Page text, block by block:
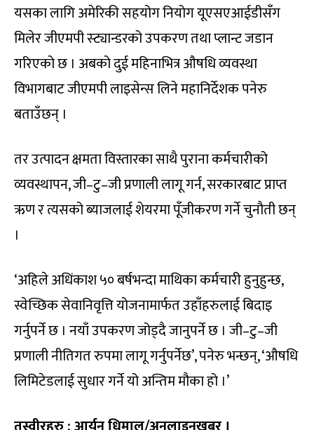
यसका लागि अमेरिकी सहयोग नियोग यूएसएआईडीसँग
मिलेर जीएमपी स्ट्यान्डरको उपकरण तथा प्लान्ट जडान
गरिएको छ । अबको दुई महिनाभित्र औषधि व्यवस्था
विभागबाट जीएमपी लाइसेन्स लिने महानिर्देशक पनेरु
बताउँछन् ।
तर उत्पादन क्षमता विस्तारका साथै पुराना कर्मचारीको
व्यवस्थापन, जी–टु–जी प्रणाली लागू गर्न, सरकारबाट प्राप्त
ऋण र त्यसको ब्याजलाई शेयरमा पूँजीकरण गर्ने चुनौती छन्
।
‘अहिले अधिंकाश ५० बर्षभन्दा माथिका कर्मचारी हुनुहुन्छ,
स्वेच्छिक सेवानिवृत्ति योजनामार्फत उहाँहरुलाई बिदाइ
गर्नुपर्ने छ । नयाँ उपकरण जोड्दै जानुपर्ने छ । जी–टु–जी
प्रणाली नीतिगत रुपमा लागू गर्नुपर्नेछ’, पनेरु भन्छन्, ‘औषधि
लिमिटेडलाई सुधार गर्ने यो अन्तिम मौका हो ।’